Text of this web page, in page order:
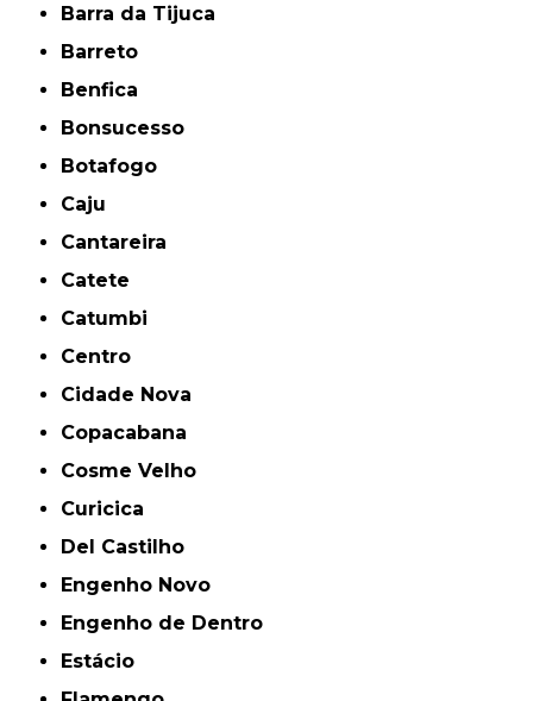
Barra da Tijuca
Barreto
Benfica
Bonsucesso
Botafogo
Caju
Cantareira
Catete
Catumbi
Centro
Cidade Nova
Copacabana
Cosme Velho
Curicica
Del Castilho
Engenho Novo
Engenho de Dentro
Estácio